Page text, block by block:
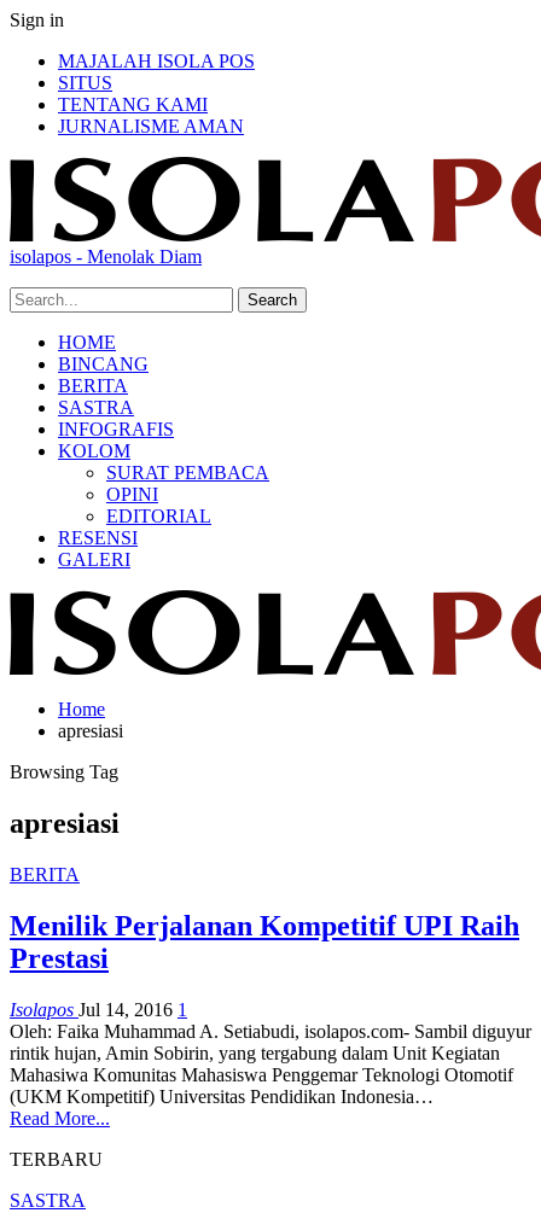
Sign in
MAJALAH ISOLA POS
SITUS
TENTANG KAMI
JURNALISME AMAN
isolapos - Menolak Diam
HOME
BINCANG
BERITA
SASTRA
INFOGRAFIS
KOLOM
SURAT PEMBACA
OPINI
EDITORIAL
RESENSI
GALERI
Home
apresiasi
Browsing Tag
apresiasi
BERITA
Menilik Perjalanan Kompetitif UPI Raih
Prestasi
Isolapos Jul 14, 2016 1
Oleh: Faika Muhammad A. Setiabudi, isolapos.com- Sambil diguyur
rintik hujan, Amin Sobirin, yang tergabung dalam Unit Kegiatan
Mahasiwa Komunitas Mahasiswa Penggemar Teknologi Otomotif
(UKM Kompetitif) Universitas Pendidikan Indonesia…
Read More...
TERBARU
SASTRA